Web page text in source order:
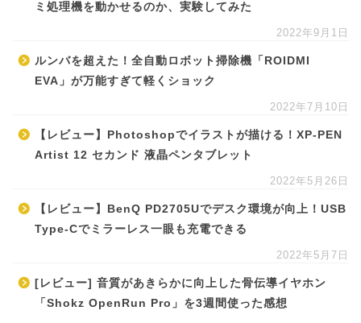
ミ処理機を動かせるのか、実験してみた
2022年9月1日
ルンバを超えた！全自動ロボット掃除機「ROIDMI
EVA」が万能すぎて軽くショック
2022年7月10日
【レビュー】Photoshopでイラストが描ける！XP-PEN
Artist 12 セカンド 液晶ペンタブレット
2022年5月26日
【レビュー】BenQ PD2705Uでデスク環境が向上！USB
Type-Cでミラーレス一眼も充電できる
2022年5月7日
[レビュー] 音質があきらかに向上した骨伝導イヤホン
「Shokz OpenRun Pro」を3週間使った感想